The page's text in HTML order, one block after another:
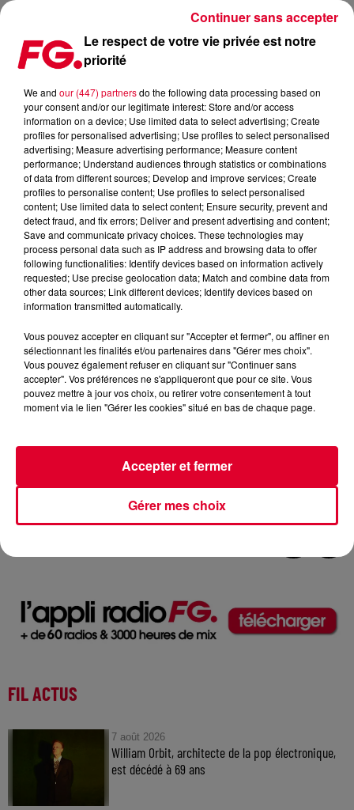
LA MUSIC STORY DU JOUR : AVAION
Publié : 25 février 2025 à 11h15 par
Christophe HUBERT
Aviaon
FIL ACTUS
7 août 2026
William Orbit, architecte de la pop électronique,
est décédé à 69 ans
Le respect de votre vie privée est notre
priorité
We and our (447) partnersdo the following data processing based on
your consent and/or our legitimate interest: Store and/or access
information on a device; Use limited data to select advertising; Create
profiles for personalised advertising; Use profiles to select personalised
advertising; Measure advertising performance; Measure content
performance; Understand audiences through statistics or combinations
of data from different sources; Develop and improve services; Create
profiles to personalise content; Use profiles to select personalised
content; Use limited data to select content; Ensure security, prevent and
detect fraud, and fix errors; Deliver and present advertising and content;
Save and communicate privacy choices. These technologies may
process personal data such as IP address and browsing data to offer
following functionalities: Identify devices based on information actively
requested; Use precise geolocation data; Match and combine data from
other data sources; Link different devices; Identify devices based on
information transmitted automatically.
Vous pouvez accepter en cliquant sur "Accepter et fermer", ou affiner en
sélectionnant les finalités et/ou partenaires dans "Gérer mes choix".
Vous pouvez également refuser en cliquant sur "Continuer sans
accepter". Vos préférences ne s'appliqueront que pour ce site. Vous
pouvez mettre à jour vos choix, ou retirer votre consentement à tout
moment via le lien "Gérer les cookies" situé en bas de chaque page.
Gérer mes choix
Accepter et fermer
Continuer sans accepter